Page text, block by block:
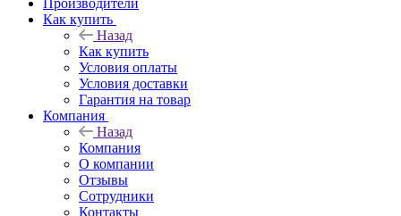
Производители
Как купить
Назад
Как купить
Условия оплаты
Условия доставки
Гарантия на товар
Компания
Назад
Компания
О компании
Отзывы
Сотрудники
Контакты